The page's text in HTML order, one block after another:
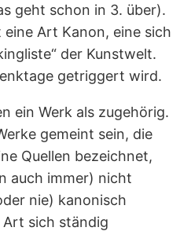
geht schon in 3. über).
Art Kanon, eine sich
der Kunstwelt.
getriggert wird.
ein Werk als zugehörig.
gemeint sein, die
Quellen bezeichnet,
auch immer) nicht
nie) kanonisch
Art sich ständig